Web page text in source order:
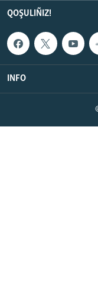
QOŞULIÑIZ!
INFO